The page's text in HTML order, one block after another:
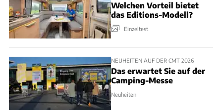
Welchen Vorteil bietet
das Editions-Modell?
Einzeltest
NEUHEITEN AUF DER CMT 2026
Das erwartet Sie auf der
Camping-Messe
Neuheiten